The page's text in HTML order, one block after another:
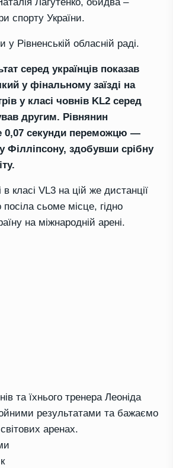
спорту України.
Рівненській обласній раді.
серед українців показав
у фінальному заїзді на
у класі човнів KL2 серед
другим. Рівнянин
0,07 секунди переможцю —
Філліпсону, здобувши срібну
класі VL3 на цій же дистанції
посіла сьоме місце, гідно
на міжнародній арені.
та їхнього тренера Леоніда
результатами та бажаємо
аренах.